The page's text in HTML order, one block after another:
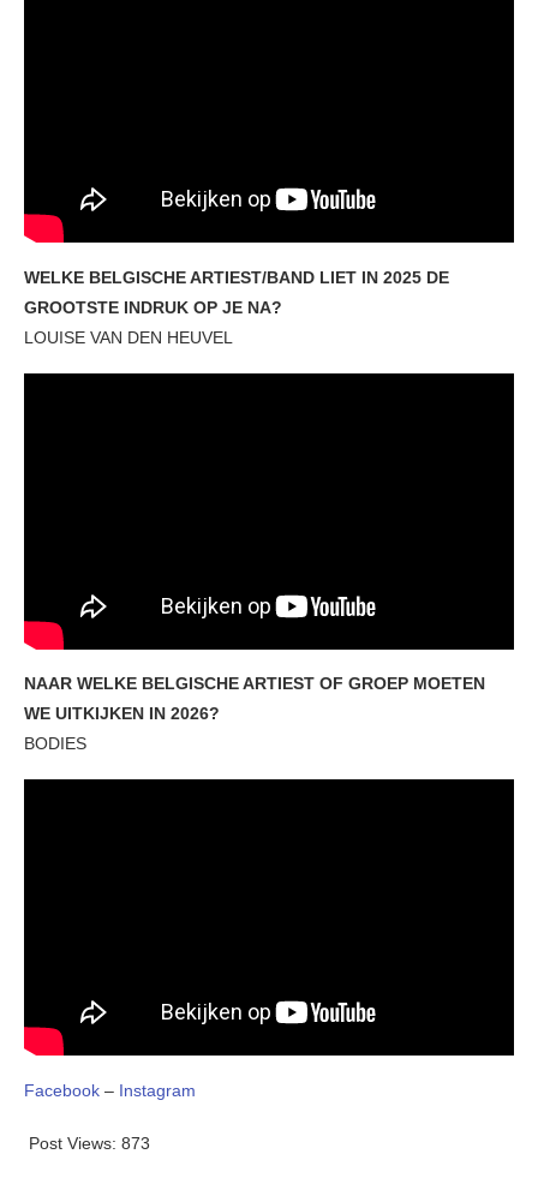
WELKE BELGISCHE ARTIEST/BAND LIET IN 2025 DE
GROOTSTE INDRUK OP JE NA?
LOUISE VAN DEN HEUVEL
NAAR WELKE BELGISCHE ARTIEST OF GROEP MOETEN
WE UITKIJKEN IN 2026?
BODIES
Facebook – Instagram
Post Views: 873